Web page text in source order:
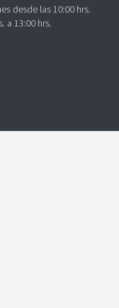
desde las 10:00 hrs.
a 13:00 hrs.